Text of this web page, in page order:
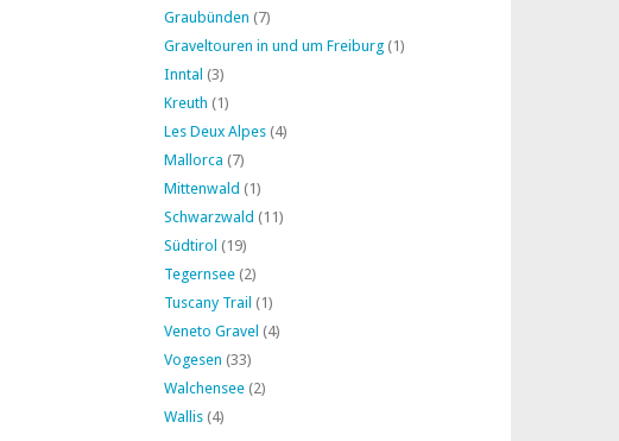
Graubünden (7)
Graveltouren in und um Freiburg (1)
Inntal (3)
Kreuth (1)
Les Deux Alpes (4)
Mallorca (7)
Mittenwald (1)
Schwarzwald (11)
Südtirol (19)
Tegernsee (2)
Tuscany Trail (1)
Veneto Gravel (4)
Vogesen (33)
Walchensee (2)
Wallis (4)